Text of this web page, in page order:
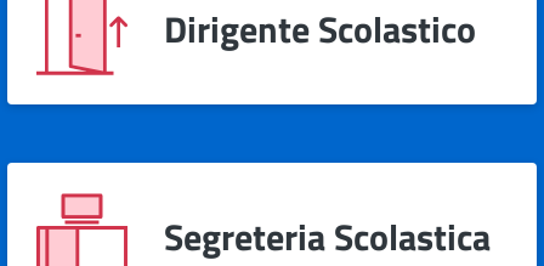
Dirigente Scolastico
Segreteria Scolastica